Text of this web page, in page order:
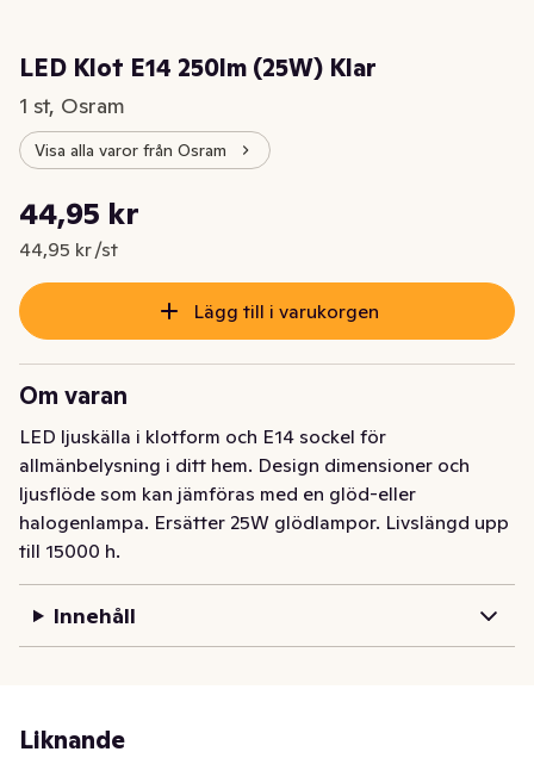
LED Klot E14 250lm (25W) Klar
1 st, Osram
Visa alla varor från Osram
Nuvarande pris är: 44,95 kr
44,95 kr
44,95 kr /st
Styckpris: 44,95 kr /st
Lägg till i varukorgen
Om varan
LED ljuskälla i klotform och E14 sockel för
allmänbelysning i ditt hem. Design dimensioner och
ljusflöde som kan jämföras med en glöd-eller
halogenlampa. Ersätter 25W glödlampor. Livslängd upp
till 15000 h.
Innehåll
Liknande